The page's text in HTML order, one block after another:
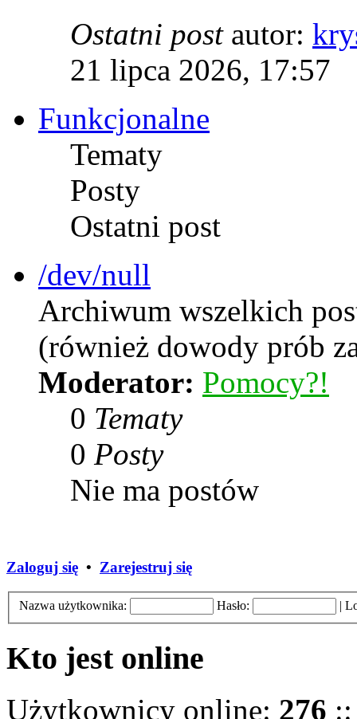
Ostatni postautor:
21 lipca 2026, 17:57
Funkcjonalne
Tematy
Posty
Ostatni post
/dev/null
Archiwum wszelkich
(również dowody prób
Moderator: Pomocy?!
0 Tematy
0 Posty
Nie ma postów
Zaloguj się • Zarejestruj się
Nazwa użytkownika: Hasło: |
Kto jest online
Użytkownicy online: 276